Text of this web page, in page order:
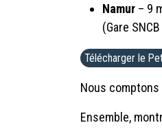
Namur – 9
(Gare
Télécharger le
Nous
Ensemble,